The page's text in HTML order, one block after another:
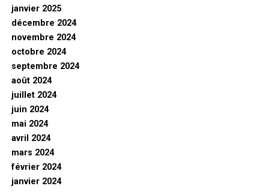
janvier 2025
décembre 2024
novembre 2024
octobre 2024
septembre 2024
août 2024
juillet 2024
juin 2024
mai 2024
avril 2024
mars 2024
février 2024
janvier 2024